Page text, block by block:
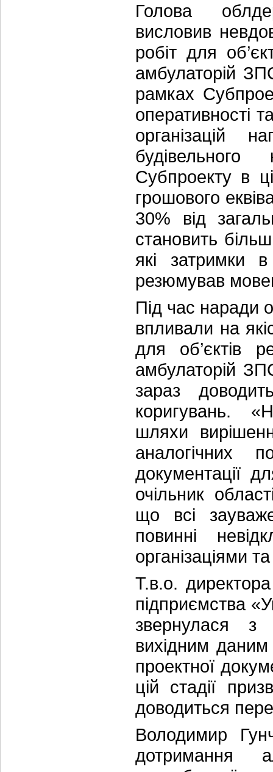
Голова
висловив
робіт для
амбулаторій
рамках
оперативності
організацій
Субпроекту в
грошового
30% від
становить
які затримки
резюмував
Під час наради
впливали на
для об’єктів
амбулаторій
зараз
коригувань.
шляхи
аналогічних
документації
очільник
що всі
повинні
організаціями
Т.в.о.
підприємства
звернулася з
вихідним даним
проектної
цій стадії
доводиться
Володимир
дотримання